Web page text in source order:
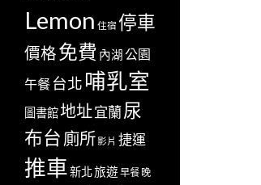
Lemon 住宿 停車
價格免費 內湖 公園
午餐 台北 哺乳室
圖書館地址宜蘭尿
布台 廁所影片 捷運
推車新北旅遊 早餐 晚